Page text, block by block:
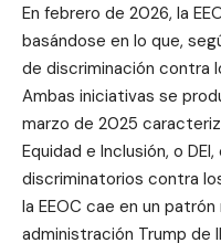
En febrero de 2026, la
basándose en lo que,
de discriminación contra
Ambas iniciativas se
marzo de 2025
Equidad e Inclusión, o
discriminatorios contra
la EEOC cae en un
administración Trump de